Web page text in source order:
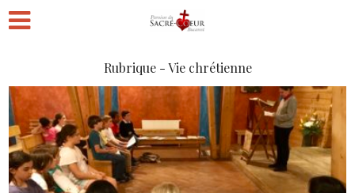
Rubrique - Vie chrétienne